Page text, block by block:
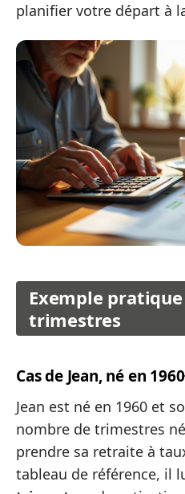
planifier votre départ à
Exemple
trimestres
Cas de Jean, né en 1960
Jean est né en 1960 et
nombre de trimestres
prendre sa retraite à
tableau de référence, il